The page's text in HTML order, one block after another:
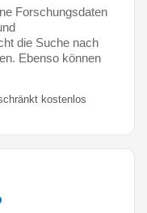
Forschungsdaten
die Suche nach
Ebenso können
kostenlos